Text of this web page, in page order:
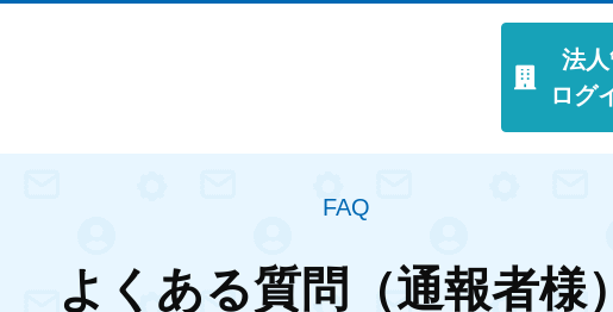
法
ログ
FAQ
よくある質問（通報者様）